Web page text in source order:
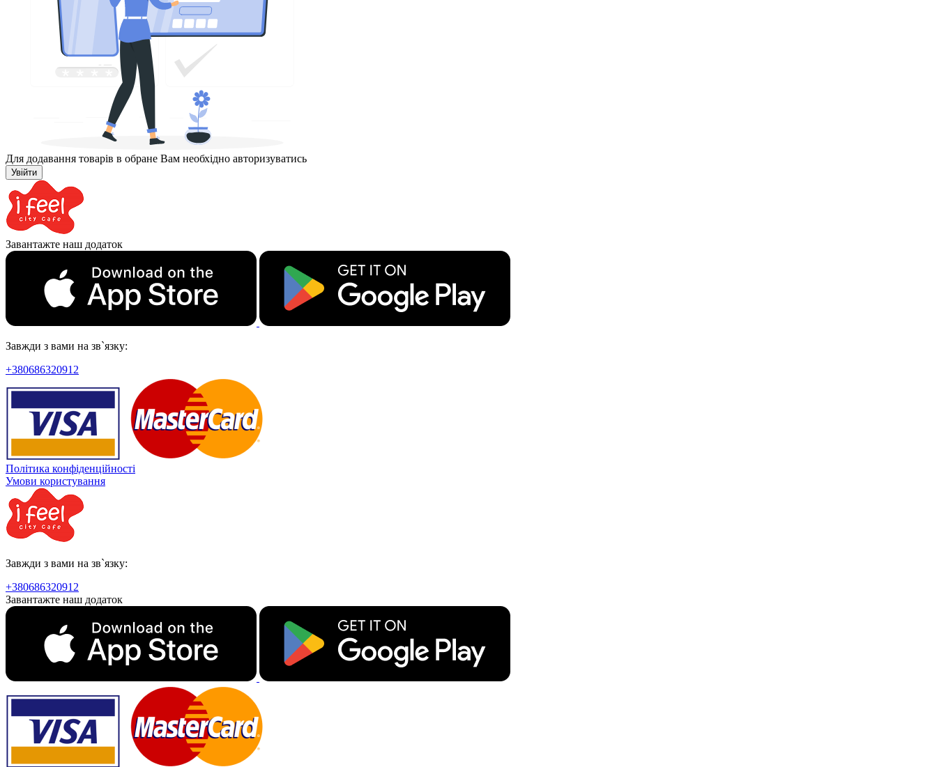
Для додавання товарів в обране Вам необхідно авторизуватись
Увійти
Завантажте наш додаток
Завжди з вами на зв`язку:
+380686320912
Політика конфіденційності
Умови користування
Завжди з вами на зв`язку:
+380686320912
Завантажте наш додаток